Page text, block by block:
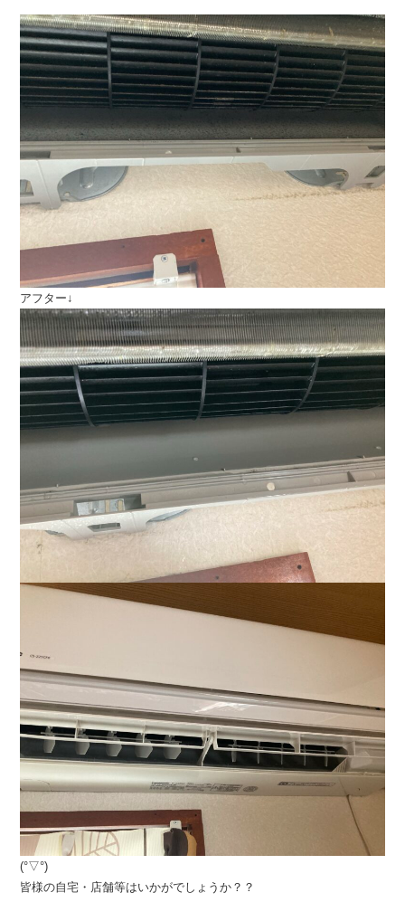
アフター↓
(°▽°)
皆様の自宅・店舗等はいかがでしょうか？？